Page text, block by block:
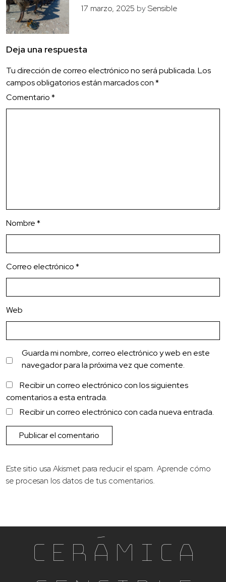
17 marzo, 2025 bySensible
Deja una respuesta
Tu dirección de correo electrónico no será publicada.Los
campos obligatorios están marcados con*
Comentario*
Nombre*
Correo electrónico*
Web
Guarda mi nombre, correo electrónico y web en este
navegador para la próxima vez que comente.
Recibir un correo electrónico con los siguientes
comentarios a esta entrada.
Recibir un correo electrónico con cada nueva entrada.
Este sitio usa Akismet para reducir el spam. Aprende cómo
se procesan los datos de tus comentarios.
Cerámica